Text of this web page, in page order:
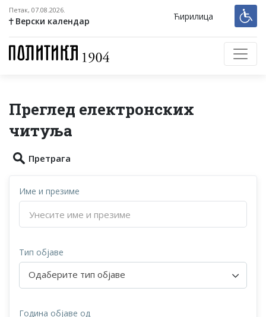
Петак, 07.08.2026.
Верски календар Ћирилица
Преглед електронских
читуља
Претрага
Име и презиме
Тип објаве
Одаберите тип објаве
Година објаве од